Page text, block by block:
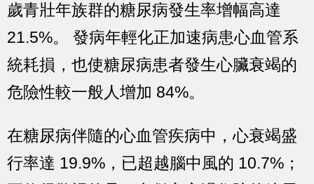
歲青壯年族群的糖尿病發生率增幅高達
21.5%。
發病年輕化正加速病患心血管系
統耗損，也使糖尿病患者發生心臟衰竭的
危險性較一般人增加 84%。
在糖尿病伴隨的心血管疾病中，心衰竭盛
行率達 19.9%，已超越腦中風的 10.7%；